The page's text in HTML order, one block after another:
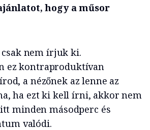
hogy a műsor
nem írjuk ki.
ez kontraproduktívan
a nézőnek az lenne az
ha ezt ki kell írni, akkor nem
minden másodperc és
valódi.